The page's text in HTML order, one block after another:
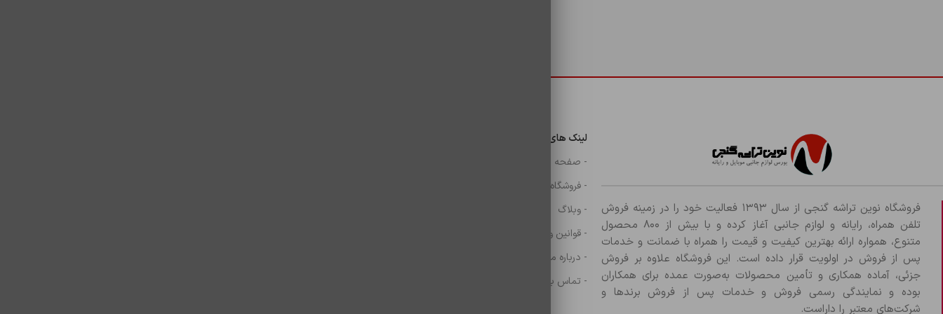
فروشگاه نوین تراشه گنجی از سال ۱۳۹۳ فعالیت خود را در زمینه فروش
تلفن همراه، رایانه و لوازم جانبی آغاز کرده و با بیش از ۸۰۰ محصول
متنوع، همواره ارائه بهترین کیفیت و قیمت را همراه با ضمانت و خدمات
پس از فروش در اولویت قرار داده است. این فروشگاه علاوه بر فروش
جزئی، آماده همکاری و تأمین محصولات به‌صورت عمده برای همکاران
بوده و نمایندگی رسمی فروش و خدمات پس از فروش برندها و
شرکت‌های معتبر را داراست.
لینک های مهم
- صفحه اصلی
- فروشگاه
- وبلاگ
- قوانین و مقررات
- درباره ما
- تماس با ما